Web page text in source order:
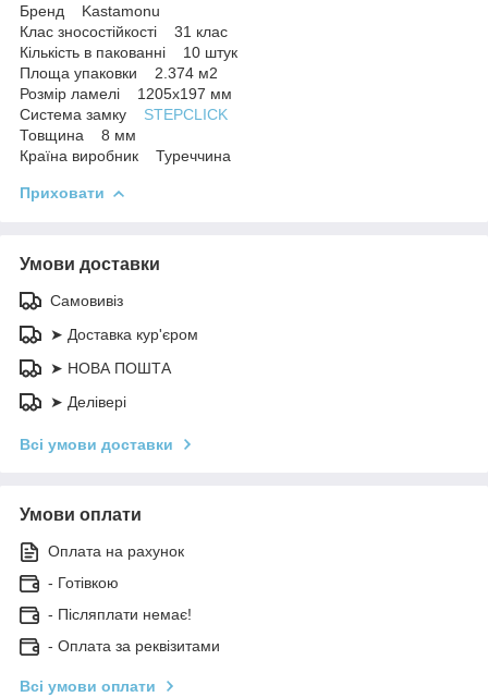
Бренд Kastamonu
Клас зносостійкості 31 клас
Кількість в пакованні 10 штук
Площа упаковки 2.374 м2
Розмір ламелі 1205х197 мм
Система замку STEPCLICK
Товщина 8 мм
Країна виробник Туреччина
Приховати
Умови доставки
Самовивіз
➤ Доставка кур'єром
➤ НОВА ПОШТА
➤ Делівері
Всі умови доставки
Умови оплати
Оплата на рахунок
- Готівкою
- Післяплати немає!
- Оплата за реквізитами
Всі умови оплати